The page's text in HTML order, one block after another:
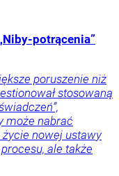
potrącenia”
poruszenie niż
stosowaną
może nabrać
nowej ustawy
ale także